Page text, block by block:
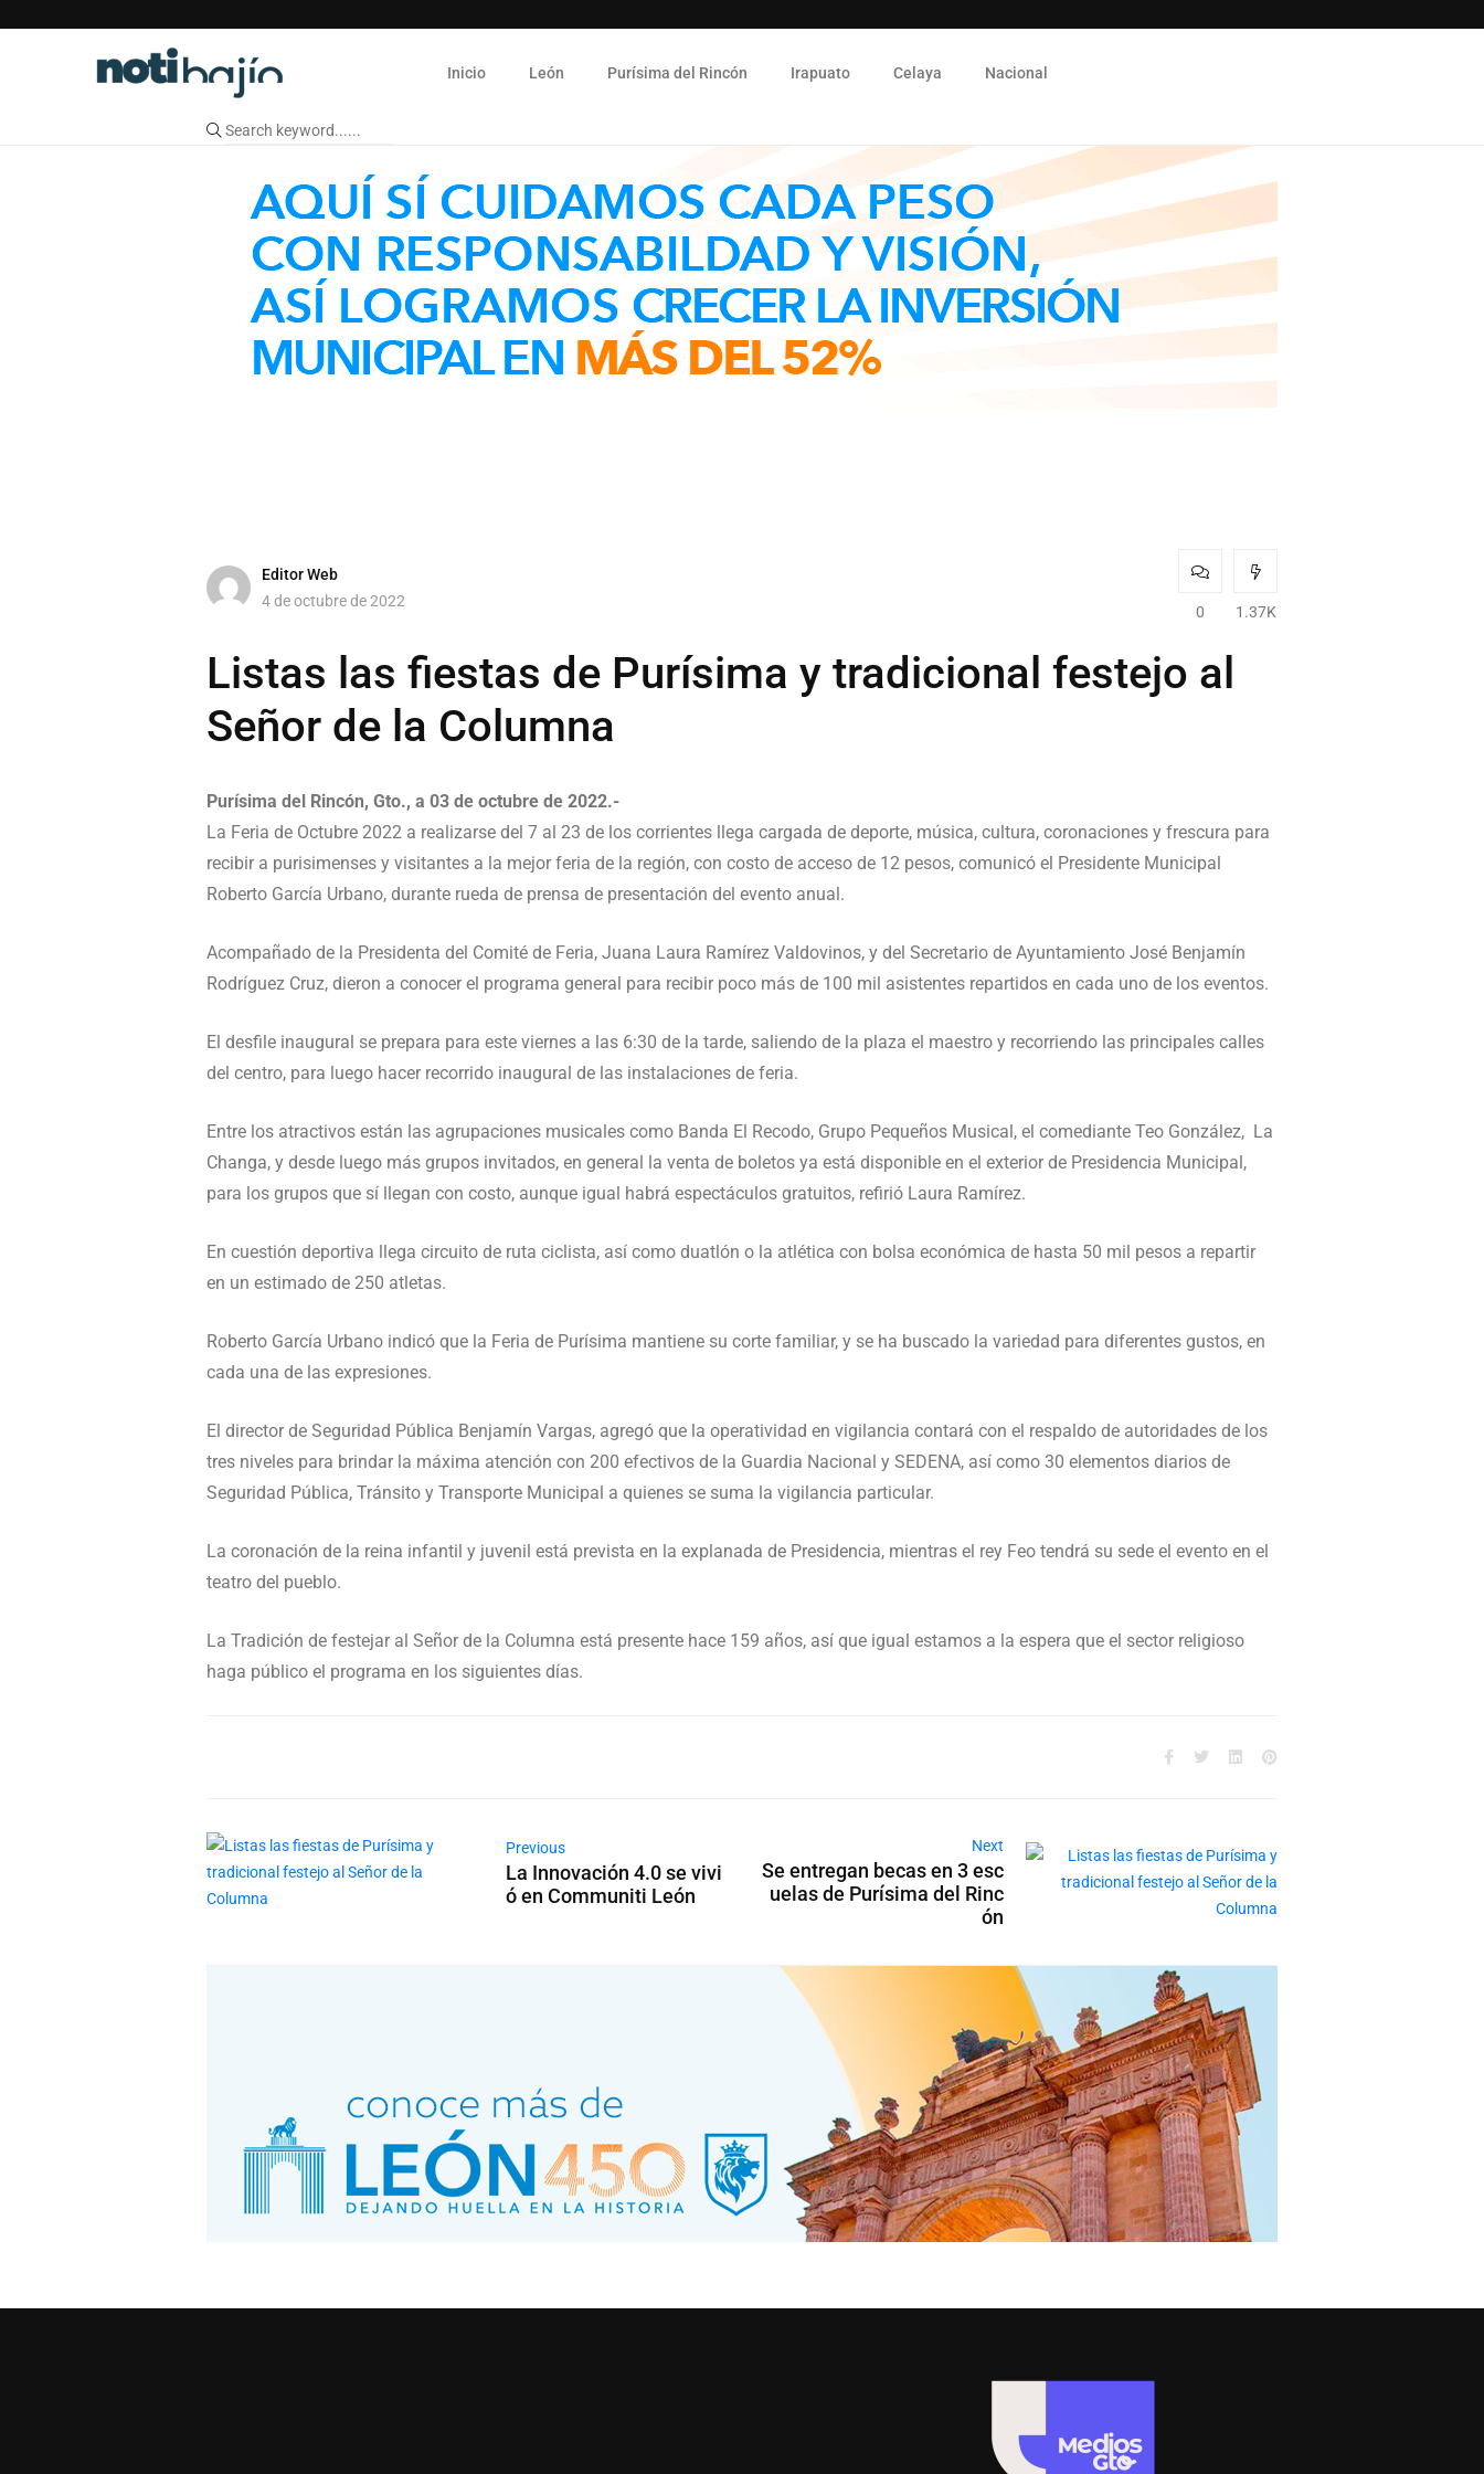
Inicio León Purísima del Rincón Irapuato Celaya Nacional
Editor Web
4 de octubre de 2022
0 1.37K
Listas las fiestas de Purísima y tradicional festejo al
Señor de la Columna
Purísima del Rincón, Gto., a 03 de octubre de 2022.-
La Feria de Octubre 2022 a realizarse del 7 al 23 de los corrientes llega cargada de deporte, música, cultura, coronaciones y frescura para
recibir a purisimenses y visitantes a la mejor feria de la región, con costo de acceso de 12 pesos, comunicó el Presidente Municipal
Roberto García Urbano, durante rueda de prensa de presentación del evento anual.
Acompañado de la Presidenta del Comité de Feria, Juana Laura Ramírez Valdovinos, y del Secretario de Ayuntamiento José Benjamín
Rodríguez Cruz, dieron a conocer el programa general para recibir poco más de 100 mil asistentes repartidos en cada uno de los eventos.
El desfile inaugural se prepara para este viernes a las 6:30 de la tarde, saliendo de la plaza el maestro y recorriendo las principales calles
del centro, para luego hacer recorrido inaugural de las instalaciones de feria.
Entre los atractivos están las agrupaciones musicales como Banda El Recodo, Grupo Pequeños Musical, el comediante Teo González, La
Changa, y desde luego más grupos invitados, en general la venta de boletos ya está disponible en el exterior de Presidencia Municipal,
para los grupos que sí llegan con costo, aunque igual habrá espectáculos gratuitos, refirió Laura Ramírez.
En cuestión deportiva llega circuito de ruta ciclista, así como duatlón o la atlética con bolsa económica de hasta 50 mil pesos a repartir
en un estimado de 250 atletas.
Roberto García Urbano indicó que la Feria de Purísima mantiene su corte familiar, y se ha buscado la variedad para diferentes gustos, en
cada una de las expresiones.
El director de Seguridad Pública Benjamín Vargas, agregó que la operatividad en vigilancia contará con el respaldo de autoridades de los
tres niveles para brindar la máxima atención con 200 efectivos de la Guardia Nacional y SEDENA, así como 30 elementos diarios de
Seguridad Pública, Tránsito y Transporte Municipal a quienes se suma la vigilancia particular.
La coronación de la reina infantil y juvenil está prevista en la explanada de Presidencia, mientras el rey Feo tendrá su sede el evento en el
teatro del pueblo.
La Tradición de festejar al Señor de la Columna está presente hace 159 años, así que igual estamos a la espera que el sector religioso
haga público el programa en los siguientes días.
Previous
La Innovación 4.0 se vivi
ó en Communiti León
Next
Se entregan becas en 3 esc
uelas de Purísima del Rinc
ón